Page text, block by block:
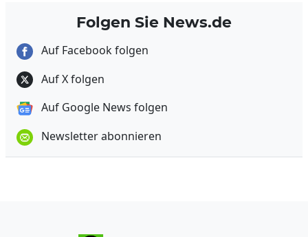
Folgen Sie News.de
Auf Facebook folgen
Auf X folgen
Auf Google News folgen
Newsletter abonnieren